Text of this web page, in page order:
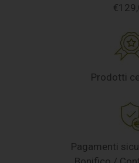
Prodotti
Pagamenti